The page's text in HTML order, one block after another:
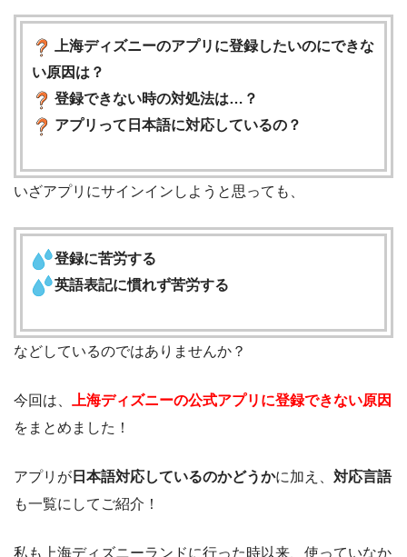
上海ディズニーのアプリに登録したいのにできな
い原因は？
登録できない時の対処法は…？
アプリって日本語に対応しているの？
いざアプリにサインインしようと思っても、
登録に苦労する
英語表記に慣れず苦労する
などしているのではありませんか？
今回は、
上海ディズニーの公式アプリに登録できない原因
をまとめました！
アプリが 日本語対応しているのかどうかに加え、 対応言語
も一覧にしてご紹介！
私も上海ディズニーランドに行った時以来、使っていなか